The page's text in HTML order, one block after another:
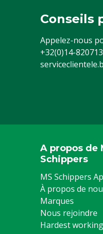
Combinaisons
Couleur
Matériau
Conseils
Appelez-nous
+32(0)14-820713
A propos de
Schippers
MS Schippers
À propos de
Marques
Nous rejoindre
Hardest